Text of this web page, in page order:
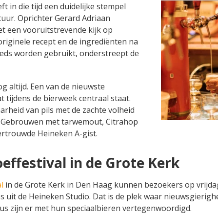
in die tijd een duidelijke stempel
Oprichter Gerard Adriaan
een vooruitstrevende kijk op
recept en de ingrediënten na
worden gebruikt, onderstreept de
altijd. Een van de nieuwste
tijdens de bierweek centraal staat.
van pils met de zachte volheid
met tarwemout, Citrahop
Heineken A-gist.
in de Grote Kerk
in de Grote Kerk in Den Haag kunnen bezoekers op
uit de Heineken Studio. Dat is de plek waar
zijn er met hun speciaalbieren vertegenwoordigd.